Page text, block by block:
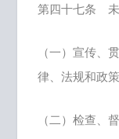
第四十七条 未
（一）宣传、
律、法规和政策
（二）检查、